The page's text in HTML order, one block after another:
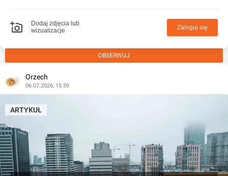
Dodaj zdjęcia lub
wizualizacje
Zaloguj się
OBSERWUJ
Orzech
06.07.2026, 15:59
ARTYKUŁ